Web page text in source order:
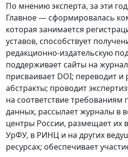
По мнению эксперта, за эти
Главное — сформировалась
которая занимается
уставов, способствует
редакционно-издательскую
поддерживает сайты на
присваивает DOI; переводит и
абстракты; проводит
на соответствие требованиям
данных, рассылает журналы в
центры России, размещает их
УрФУ, в РИНЦ и на других
ресурсах; обеспечивает